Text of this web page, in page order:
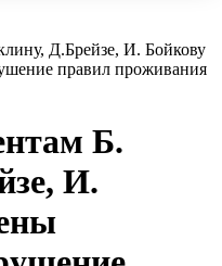
Д.Брейзе, И. Бойкову
правил проживания
Б.
И.